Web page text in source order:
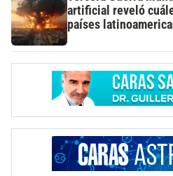
artificial reveló
países